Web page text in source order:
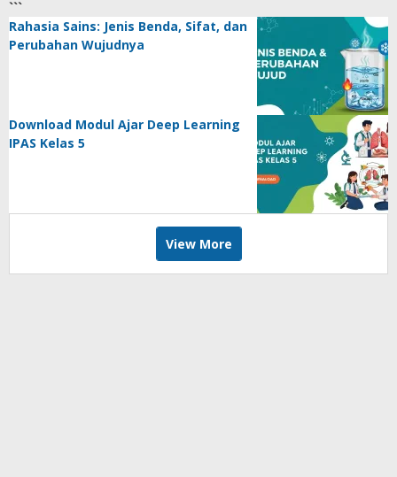
```
Rahasia Sains: Jenis Benda, Sifat, dan
Perubahan Wujudnya
Download Modul Ajar Deep Learning
IPAS Kelas 5
View More